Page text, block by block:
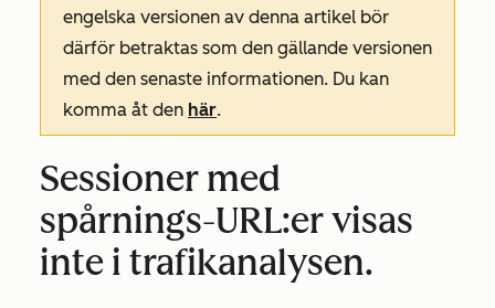
engelska versionen av denna artikel bör
därför betraktas som den gällande versionen
med den senaste informationen. Du kan
komma åt den här.
Sessioner med
spårnings-URL:er visas
inte i trafikanalysen.